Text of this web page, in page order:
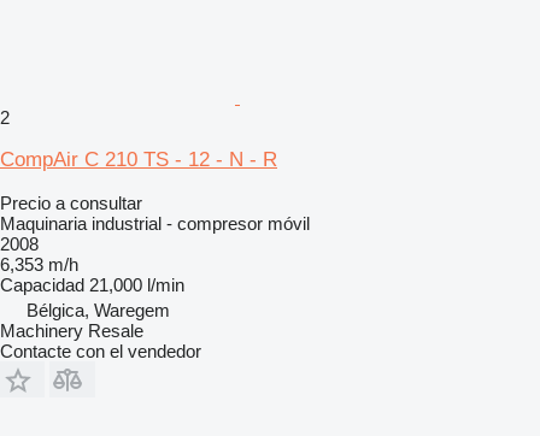
2
CompAir C 210 TS - 12 - N - R
Precio a consultar
Maquinaria industrial - compresor móvil
2008
6,353 m/h
Capacidad 21,000 l/min
Bélgica, Waregem
Machinery Resale
Contacte con el vendedor